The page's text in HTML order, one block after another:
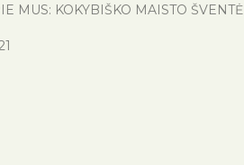
MUS: KOKYBIŠKO MAISTO ŠVENTĖ